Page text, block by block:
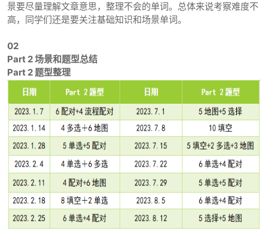
景要尽量理解文章意思，整理不会的单词。总体来说考察难度不
高，同学们还是要关注基础知识和场景单词。
02
Part 2 场景和题型总结
Part 2 题型整理